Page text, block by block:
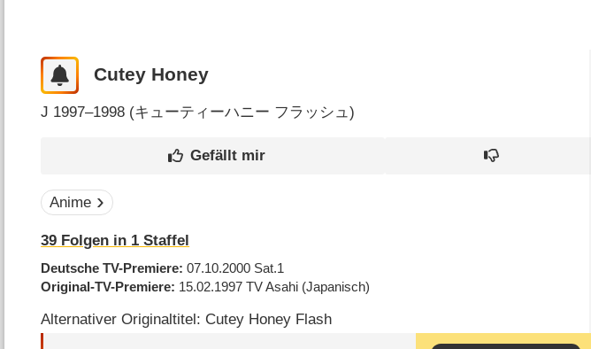
Cutey Honey
J 1997–1998 (キューティーハニー フラッシュ)
Anime
39 Folgen in 1 Staffel
Deutsche TV-Premiere 07.10.2000 Sat.1
Original-TV-Premiere 15.02.1997TV Asahi (Japanisch)
Alternativer Originaltitel: Cutey Honey Flash